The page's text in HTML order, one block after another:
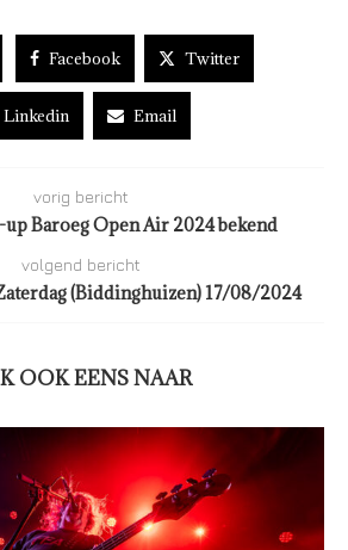
Facebook Twitter
Linkedin Email
vorig bericht
Baroeg Open Air 2024 bekend
volgend bericht
(Biddinghuizen) 17/08/2024
OOK EENS NAAR